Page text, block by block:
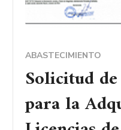
ABASTECIMIENTO
Solicitud
para la